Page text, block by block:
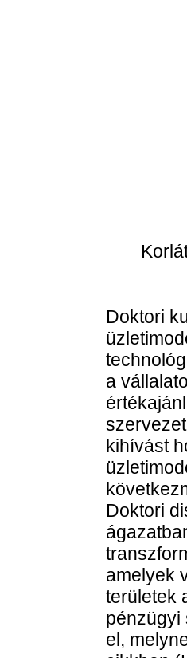
Doktori
a
kihívást
Doktori
amelyek
területek
pénzügyi
el,